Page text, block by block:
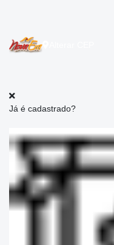
Já é cadastrado?